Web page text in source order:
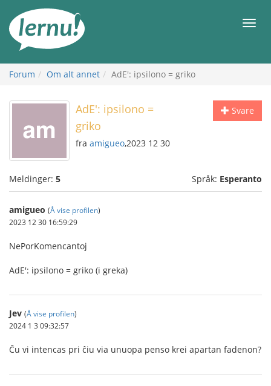
innholdet
Meny
Forum Om alt annet AdE': ipsilono = griko
Svare
AdE': ipsilono =
griko
fra amigueo,2023 12 30
Meldinger: 5 Språk: Esperanto
amigueo (Å vise profilen)
2023 12 30 16:59:29
NePorKomencantoj
AdE': ipsilono = griko (i greka)
Jev (Å vise profilen)
2024 1 3 09:32:57
Ĉu vi intencas pri ĉiu via unuopa penso krei apartan fadenon?